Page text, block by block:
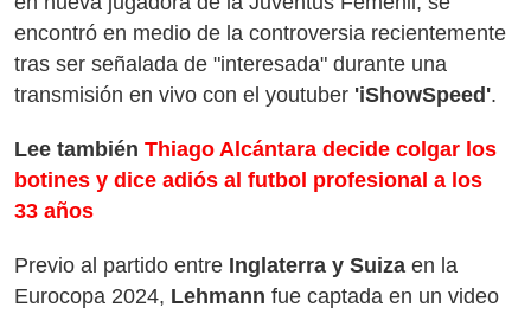
encontró en medio de la controversia recientemente
tras ser señalada de "interesada" durante una
transmisión en vivo con el youtuber 'iShowSpeed'.
Lee también Thiago Alcántara decide colgar los
botines y dice adiós al futbol profesional a los
33 años
Previo al partido entre Inglaterra y Suiza en la
Eurocopa 2024, Lehmann fue captada en un video